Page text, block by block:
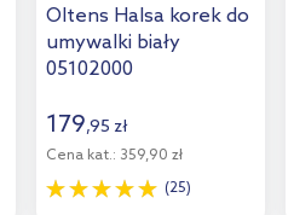
Oltens Halsa korek do
umywalki biały
05102000
179,95 zł
Cena kat.: 359,90 zł
(25)